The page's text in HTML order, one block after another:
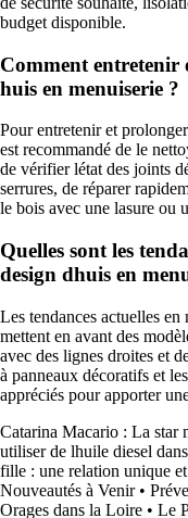
budget disponible.
Comment entretenir
huis en menuiserie ?
Pour entretenir et
est recommandé de le
de vérifier létat des joints
serrures, de réparer
le bois avec une lasure ou
Quelles sont les
design dhuis en
Les tendances actuelles
mettent en avant des
avec des lignes droites et
à panneaux décoratifs et
appréciés pour apporter
Catarina Macario : La star
utiliser de lhuile diesel
fille : une relation unique
Nouveautés à Venir•
Orages dans la Loire • Le